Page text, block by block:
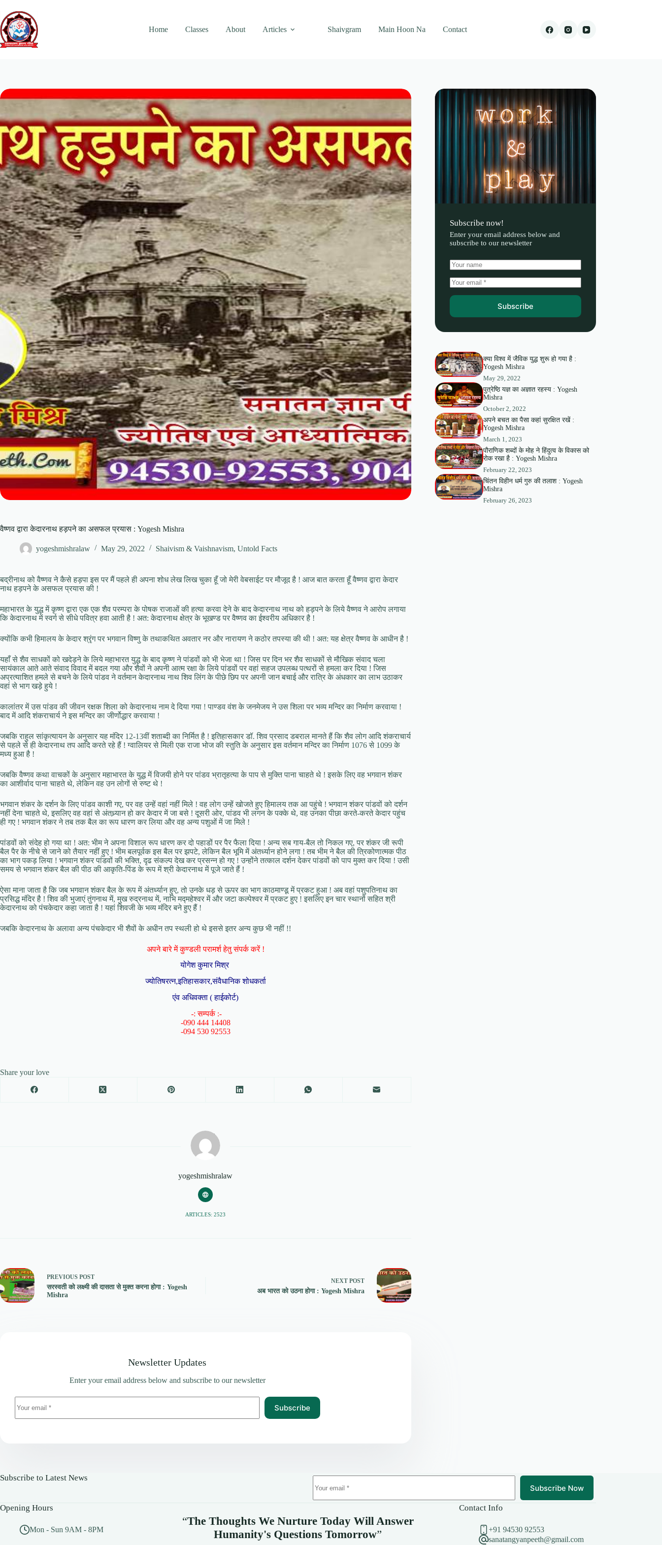
content
Home
Classes About Articles Shaivgram Main Hoon Na Contact
वैष्णव द्वारा केदारनाथ हड़पने का असफल प्रयास : Yogesh Mishra
yogeshmishralaw May 29, 2022 Shaivism & Vaishnavism, Untold Facts
बद्रीनाथ को वैष्णव ने कैसे हड़पा इस पर मैं पहले ही अपना शोध लेख लिख चुका हूँ जो मेरी वेबसाईट पर मौजूद है ! आज बात करता हूँ वैष्णव द्वारा केदार
नाथ हड़पने के असफल प्रयास की !
महाभारत के युद्ध में कृष्ण द्वारा एक एक शैव परम्परा के पोषक राजाओं की हत्या करवा देने के बाद केदारनाथ नाथ को हड़पने के लिये वैष्णव ने आरोप लगाया
कि केदारनाथ में स्वर्ग से सीधे पवित्र हवा आती है ! अत: केदारनाथ क्षेत्र के भूखण्ड पर वैष्णव का ईश्वरीय अधिकार है !
क्योंकि कभी हिमालय के केदार श्रृंग पर भगवान विष्णु के तथाकथित अवतार नर और नारायण ने कठोर तपस्या की थी ! अत: यह क्षेत्र वैष्णव के आधीन है !
यहाँ से शैव साधकों को खदेड़ने के लिये महाभारत युद्ध के बाद कृष्ण ने पांडवों को भी भेजा था ! जिस पर दिन भर शैव साधकों से मौखिक संवाद चला
सायंकाल आते आते संवाद विवाद में बदल गया और शैवों ने अपनी आत्म रक्षा के लिये पांडवों पर वहां सहज उपलब्ध पत्थरों से हमला कर दिया ! जिस
अप्रत्याशित हमले से बचने के लिये पांडव ने वर्तमान केदारनाथ नाथ शिव लिंग के पीछे छिप पर अपनी जान बचाई और रात्रि के अंधकार का लाभ उठाकर
वहां से भाग खड़े हुये !
कालांतर में उस पांडव की जीवन रक्षक शिला को केदारनाथ नाम दे दिया गया ! पाण्डव वंश के जनमेजय ने उस शिला पर भव्य मन्दिर का निर्माण करवाया !
बाद में आदि शंकराचार्य ने इस मन्दिर का जीर्णोद्धार करवाया !
जबकि राहुल सांकृत्यायन के अनुसार यह मंदिर 12-13वीं शताब्दी का निर्मित है ! इतिहासकार डॉ. शिव प्रसाद डबराल मानते हैं कि शैव लोग आदि शंकराचार्य
से पहले से ही केदारनाथ तप आदि करते रहे हैं ! ग्वालियर से मिली एक राजा भोज की स्तुति के अनुसार इस वर्तमान मन्दिर का निर्माण 1076 से 1099 के
मध्य हुआ है !
जबकि वैष्णव कथा वाचकों के अनुसार महाभारत के युद्ध में विजयी होने पर पांडव भ्रातृहत्या के पाप से मुक्ति पाना चाहते थे ! इसके लिए वह भगवान शंकर
का आशीर्वाद पाना चाहते थे, लेकिन वह उन लोगों से रुष्ट थे !
भगवान शंकर के दर्शन के लिए पांडव काशी गए, पर वह उन्हें वहां नहीं मिले ! वह लोग उन्हें खोजते हुए हिमालय तक आ पहुंचे ! भगवान शंकर पांडवों को दर्शन
नहीं देना चाहते थे, इसलिए वह वहां से अंतध्र्यान हो कर केदार में जा बसे ! दूसरी ओर, पांडव भी लगन के पक्के थे, वह उनका पीछा करते-करते केदार पहुंच
ही गए ! भगवान शंकर ने तब तक बैल का रूप धारण कर लिया और वह अन्य पशुओं में जा मिले !
पांडवों को संदेह हो गया था ! अत: भीम ने अपना विशाल रूप धारण कर दो पहाडों पर पैर फैला दिया ! अन्य सब गाय-बैल तो निकल गए, पर शंकर जी रूपी
बैल पैर के नीचे से जाने को तैयार नहीं हुए ! भीम बलपूर्वक इस बैल पर झपटे, लेकिन बैल भूमि में अंतर्ध्यान होने लगा ! तब भीम ने बैल की त्रिकोणात्मक पीठ
का भाग पकड़ लिया ! भगवान शंकर पांडवों की भक्ति, दृढ संकल्प देख कर प्रसन्न हो गए ! उन्होंने तत्काल दर्शन देकर पांडवों को पाप मुक्त कर दिया ! उसी
समय से भगवान शंकर बैल की पीठ की आकृति-पिंड के रूप में श्री केदारनाथ में पूजे जाते हैं !
ऐसा माना जाता है कि जब भगवान शंकर बैल के रूप में अंतर्ध्यान हुए, तो उनके धड़ से ऊपर का भाग काठमाण्डू में प्रकट हुआ ! अब वहां पशुपतिनाथ का
प्रसिद्ध मंदिर है ! शिव की भुजाएं तुंगनाथ में, मुख रुद्रनाथ में, नाभि मद्महेश्वर में और जटा कल्पेश्वर में प्रकट हुए ! इसलिए इन चार स्थानों सहित श्री
केदारनाथ को पंचकेदार कहा जाता है ! यहां शिवजी के भव्य मंदिर बने हुए हैं !
जबकि केदारनाथ के अलावा अन्य पंचकेदार भी शैवों के अधीन तप स्थली हो थे इससे इतर अन्य कुछ भी नहीं !!
अपने बारे में कुण्डली परामर्श हेतु संपर्क करें !
योगेश कुमार मिश्र
ज्योतिषरत्न,इतिहासकार,संवैधानिक शोधकर्ता
एंव अधिवक्ता ( हाईकोर्ट)
-: सम्पर्क :-
-090 444 14408
-094 530 92553
Share your love
yogeshmishralaw
ARTICLES: 2523
PREVIOUS POST
सरस्वती को लक्ष्मी की दासता से मुक्त करना होगा : Yogesh
Mishra
NEXT POST
अब भारत को उठना होगा : Yogesh Mishra
Newsletter Updates
Enter your email address below and subscribe to our newsletter
Subscribe
Subscribe now!
Enter your email address below and
subscribe to our newsletter
Subscribe
क्या विश्व में जैविक युद्ध शुरू हो गया है :
Yogesh Mishra
May 29, 2022
पुत्रेष्ठि यज्ञ का अज्ञात रहस्य : Yogesh
Mishra
October 2, 2022
अपने बचत का पैसा कहां सुरक्षित रखें :
Yogesh Mishra
March 1, 2023
पौराणिक शब्दों के मोह ने हिंदुत्व के विकास को
रोक रखा है : Yogesh Mishra
February 22, 2023
चिंतन विहीन धर्म गुरु की तलाश : Yogesh
Mishra
February 26, 2023
Subscribe to Latest News
Subscribe Now
Opening Hours
Mon - Sun 9AM - 8PM
“The Thoughts We Nurture Today Will Answer
Humanity's Questions Tomorrow”
Contact Info
+91 94530 92553
sanatangyanpeeth@gmail.com